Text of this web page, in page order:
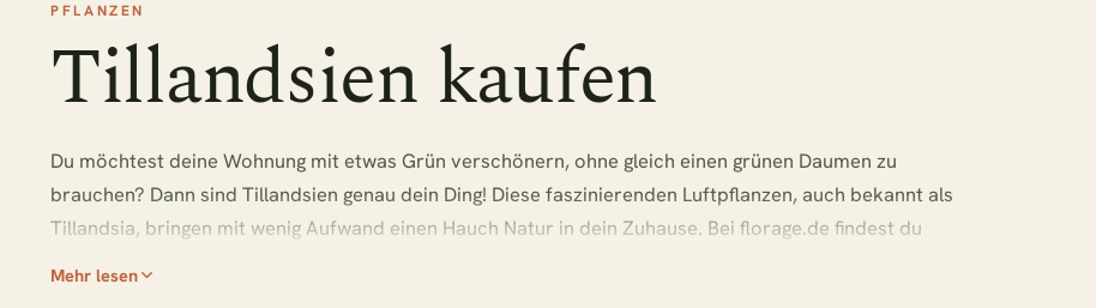
PFLANZEN
Tillandsien kaufen
Du möchtest deine Wohnung mit etwas Grün verschönern, ohne gleich einen grünen Daumen zu
brauchen? Dann sind Tillandsien genau dein Ding! Diese faszinierenden Luftpflanzen, auch bekannt als
Tillandsia, bringen mit wenig Aufwand einen Hauch Natur in dein Zuhause. Bei florage.de findest du
Mehr lesen